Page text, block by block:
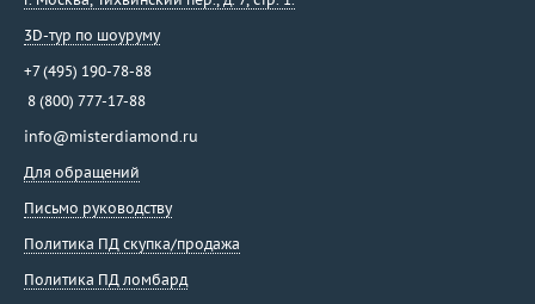
3D-тур по шоуруму
+7 (495) 190-78-88
8 (800) 777-17-88
info@misterdiamond.ru
Для обращений
Письмо руководству
Политика ПД скупка/продажа
Политика ПД ломбард